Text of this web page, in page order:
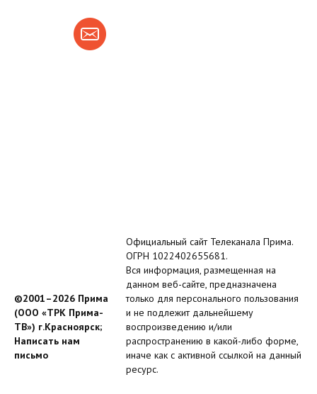
©2001–2026 Прима
(ООО «ТРК Прима-
ТВ») г.Красноярск;
Написать нам
письмо
Официальный сайт Телеканала Прима.
ОГРН 1022402655681.
Вся информация, размещенная на
данном веб-сайте, предназначена
только для персонального пользования
и не подлежит дальнейшему
воспроизведению и/или
распространению в какой-либо форме,
иначе как с активной ссылкой на данный
ресурс.